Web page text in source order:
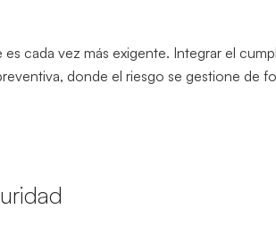
cada vez más exigente. Integrar el
donde el riesgo se gestione de